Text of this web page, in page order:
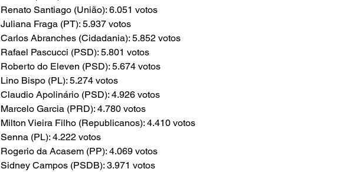
Renato Santiago (União): 6.051 votos
Juliana Fraga (PT): 5.937 votos
Carlos Abranches (Cidadania): 5.852 votos
Rafael Pascucci (PSD): 5.801 votos
Roberto do Eleven (PSD): 5.674 votos
Lino Bispo (PL): 5.274 votos
Claudio Apolinário (PSD): 4.926 votos
Marcelo Garcia (PRD): 4.780 votos
Milton Vieira Filho (Republicanos): 4.410 votos
Senna (PL): 4.222 votos
Rogerio da Acasem (PP): 4.069 votos
Sidney Campos (PSDB): 3.971 votos